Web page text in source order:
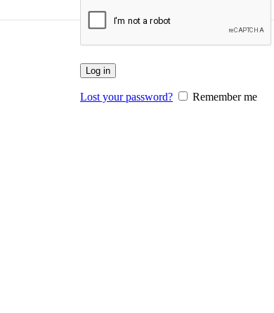
Log in
Lost your password? Remember me